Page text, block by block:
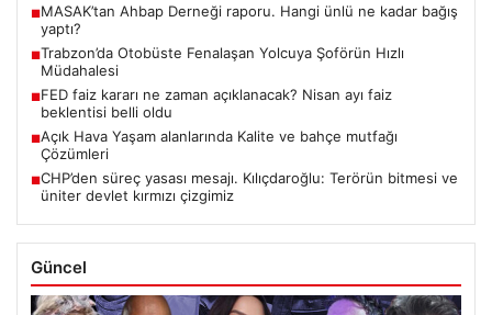
■MASAK’tan Ahbap Derneği raporu. Hangi ünlü ne kadar bağış
yaptı?
■Trabzon’da Otobüste Fenalaşan Yolcuya Şoförün Hızlı
Müdahalesi
■FED faiz kararı ne zaman açıklanacak? Nisan ayı faiz
beklentisi belli oldu
■Açık Hava Yaşam alanlarında Kalite ve bahçe mutfağı
Çözümleri
■CHP’den süreç yasası mesajı. Kılıçdaroğlu: Terörün bitmesi ve
üniter devlet kırmızı çizgimiz
Güncel